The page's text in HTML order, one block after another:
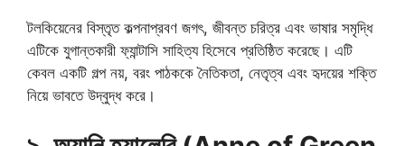
টলকিয়েনের বিস্তৃত কল্পনাপ্রবণ জগৎ, জীবন্ত চরিত্র এবং ভাষার সমৃদ্ধি
এটিকে যুগান্তকারী ফ্যান্টাসি সাহিত্য হিসেবে প্রতিষ্ঠিত করেছে। এটি
কেবল একটি গল্প নয়, বরং পাঠককে নৈতিকতা, নেতৃত্ব এবং হৃদয়ের শক্তি
নিয়ে ভাবতে উদ্বুদ্ধ করে।